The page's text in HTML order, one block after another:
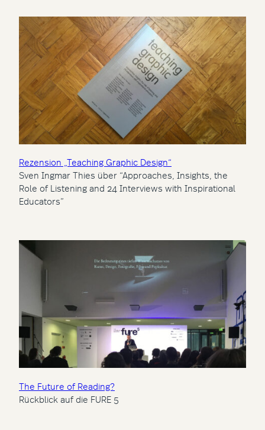
Rezension „Teaching Graphic Design“
Sven Ingmar Thies über “Approaches, Insights, the
Role of Listening and 24 Interviews with Inspirational
Educators”
The Future of Reading?
Rückblick auf die FURE 5